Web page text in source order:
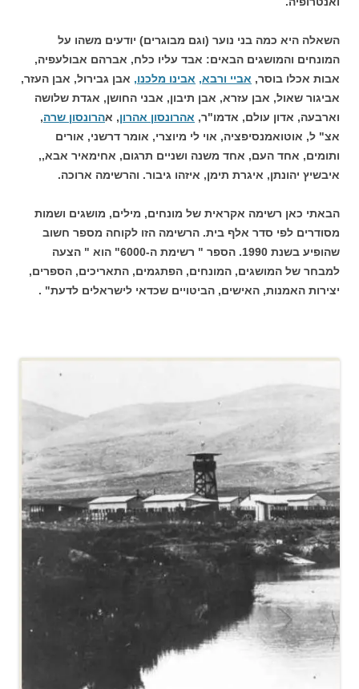
השאלה היא כמה בני נוער (וגם מבוגרים) יודעים משהו על
המונחים והמושגים הבאים: אבד עליו כלח, אברהם אבולעפיה,
אבות אכלו בוסר, אביי ורבא, אבינו מלכנו, אבן גבירול, אבן העזר,
אביגור שאול, אבן עזרא, אבן תיבון, אבני החושן, אגדת שלושה
וארבעה, אדון עולם, אדמו"ר, אהרונסון אהרון, אהרונסון שרה,
אצ" ל, אוטואמנסיפציה, אוי לי מיוצרי, אומר דרשני, אורים
ותומים, אחד העם, אחד משנה ושניים תרגום, אחימאיר אבא,,
איבשיץ יהונתן, איגרת תימן, איזהו גיבור. והרשימה ארוכה.
הבאתי כאן רשימה אקראית של מונחים, מילים, מושגים ושמות
מסודרים לפי סדר אלף בית. הרשימה הזו לקוחה מספר חשוב
שהופיע בשנת 1990. הספר " רשימת ה-6000" הוא " הצעה
למבחר של המושגים, המונחים, הפתגמים, התאריכים, הספרים,
יצירות האמנות, האישים, הביטויים שכדאי לישראלים לדעת" .